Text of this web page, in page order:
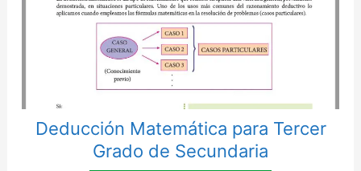
Deducción Matemática para Tercer
Grado de Secundaria